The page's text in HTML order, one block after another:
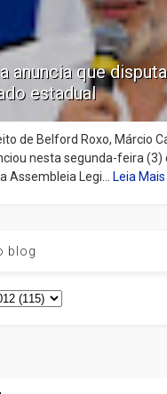
anuncia que
estadual
de Belford Roxo, Márcio
nesta segunda-feira (3)
Assembleia Legi...
Leia Mais
blog